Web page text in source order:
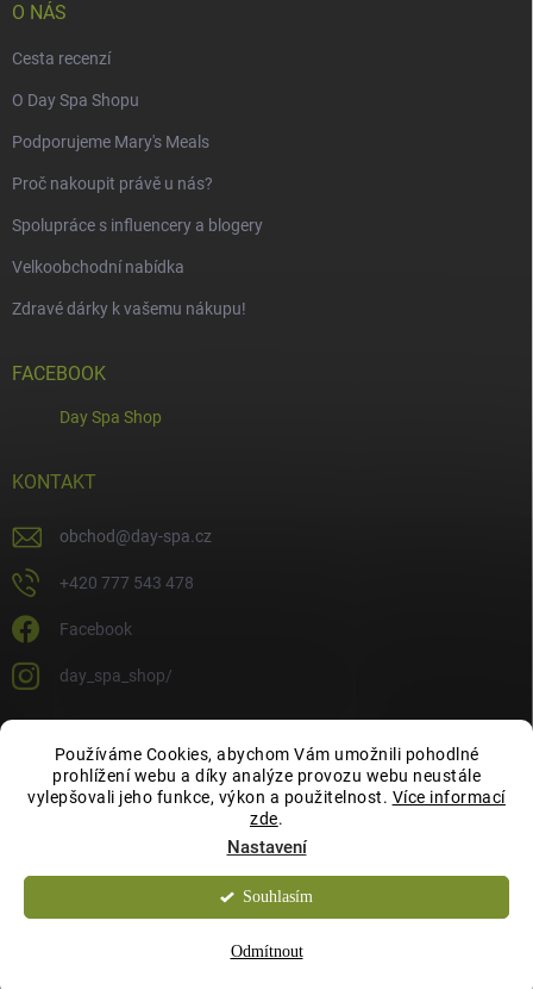
Používáme Cookies, abychom Vám umožnili pohodlné
prohlížení webu a díky analýze provozu webu neustále
vylepšovali jeho funkce, výkon a použitelnost. Více informací
zde.
Nastavení
Odmítnout
Souhlasím
O NÁS
Cesta recenzí
O Day Spa Shopu
Podporujeme Mary's Meals
Proč nakoupit právě u nás?
Spolupráce s influencery a blogery
Velkoobchodní nabídka
Zdravé dárky k vašemu nákupu!
FACEBOOK
Day Spa Shop
KONTAKT
obchod@day-spa.cz
+420 777 543 478
Facebook
day_spa_shop/
OCHRANA OSOBNÍCH ÚDAJŮ
Vytvořil Shoptet
na Váš první nákup?